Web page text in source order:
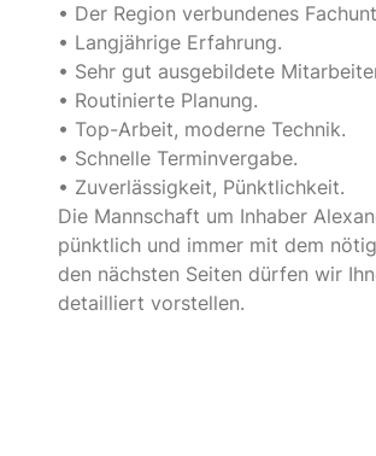
• Der Region verbundenes
• Langjährige Erfahrung.
• Sehr gut ausgebildete
• Routinierte Planung.
• Top-Arbeit, moderne Technik.
• Schnelle Terminvergabe.
• Zuverlässigkeit, Pünktlichkeit.
Die Mannschaft um Inhaber
pünktlich und immer mit dem
den nächsten Seiten dürfen wir
detailliert vorstellen.